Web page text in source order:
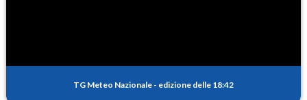
TG Meteo Nazionale - edizione delle 18:42